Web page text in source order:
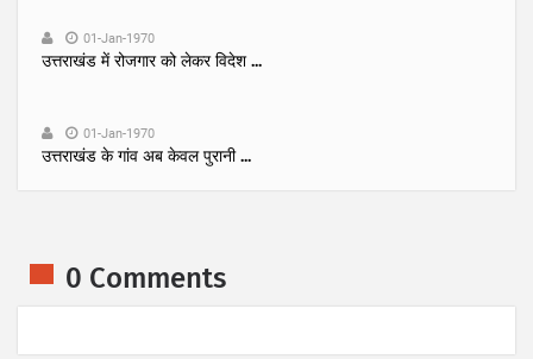
01-Jan-1970
उत्तराखंड में रोजगार को लेकर विदेश ...
01-Jan-1970
उत्तराखंड के गांव अब केवल पुरानी ...
0 Comments